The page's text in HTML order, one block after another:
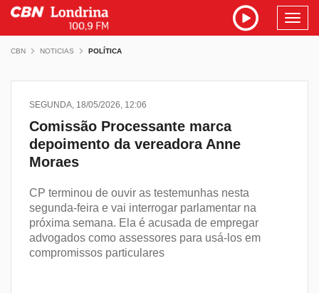
CBN NOTICIAS POLÍTICA
SEGUNDA, 18/05/2026, 12:06
Comissão Processante marca
depoimento da vereadora Anne
Moraes
CP terminou de ouvir as testemunhas nesta
segunda-feira e vai interrogar parlamentar na
próxima semana. Ela é acusada de empregar
advogados como assessores para usá-los em
compromissos particulares